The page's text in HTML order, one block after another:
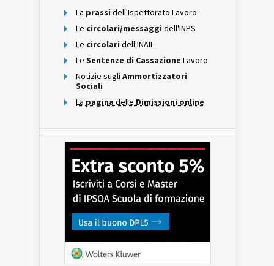
La prassi dell'Ispettorato Lavoro
Le circolari/messaggi dell'INPS
Le circolari dell'INAIL
Le Sentenze di Cassazione Lavoro
Notizie sugli Ammortizzatori
Sociali
La pagina delle Dimissioni online